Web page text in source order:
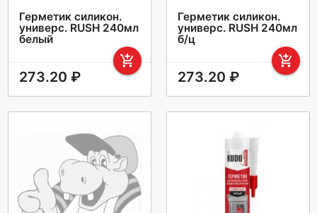
Герметик силикон.
универс. RUSH 240мл
белый
add_shopping_cart
273.20 ₽
Герметик силикон.
универс. RUSH 240мл
б/ц
add_shopping_cart
273.20 ₽